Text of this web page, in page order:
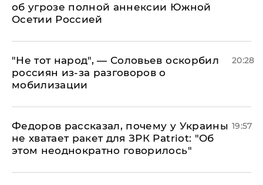
об угрозе полной аннексии Южной
Осетии Россией
​"Не тот народ", — Соловьев оскорбил
россиян из-за разговоров о
мобилизации
20:28
Федоров рассказал, почему у Украины
не хватает ракет для ЗРК Patriot: "Об
этом неоднократно говорилось"
19:57